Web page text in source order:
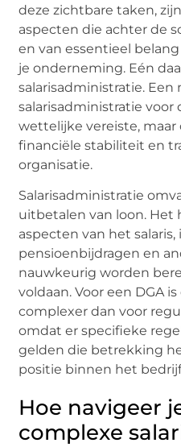
deze zichtbare taken,
aspecten die achter de
en van essentieel
je onderneming. Eén
salarisadministratie. Een
salarisadministratie voor
wettelijke vereiste,
financiële stabiliteit en
organisatie.
Salarisadministratie
uitbetalen van loon. Het
aspecten van het
pensioenbijdragen en
nauwkeurig worden
voldaan. Voor een DGA
complexer dan voor
omdat er specifieke
gelden die betrekking
positie binnen het
Hoe navigeer
complexe